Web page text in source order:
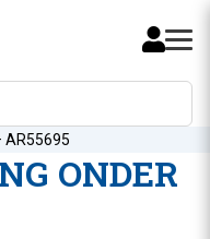
Mijn
AR55695
ONDER